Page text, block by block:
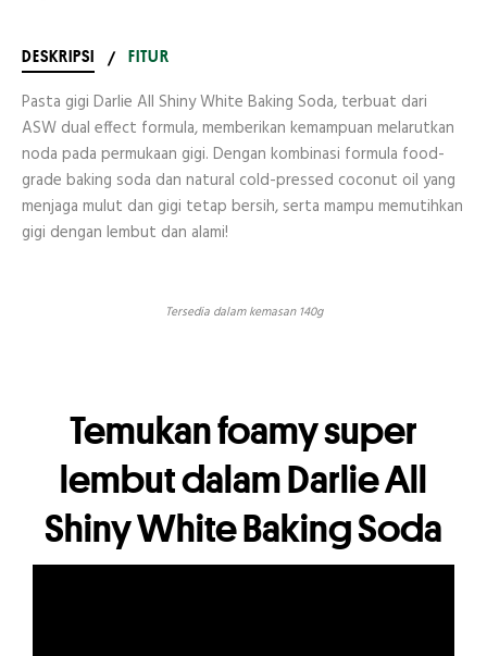
DESKRIPSI / FITUR
Pasta gigi Darlie All Shiny White Baking Soda, terbuat dari
ASW dual effect formula, memberikan kemampuan melarutkan
noda pada permukaan gigi. Dengan kombinasi formula food-
grade baking soda dan natural cold-pressed coconut oil yang
menjaga mulut dan gigi tetap bersih, serta mampu memutihkan
gigi dengan lembut dan alami!
Tersedia dalam kemasan 140g
Temukan foamy super
lembut dalam Darlie All
Shiny White Baking Soda